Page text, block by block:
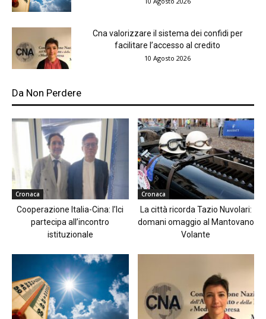
Cna valorizzare il sistema dei confidi per
facilitare l’accesso al credito
10 Agosto 2026
Da Non Perdere
Cronaca
Cooperazione Italia-Cina: l’Ici
partecipa all’incontro
istituzionale
Cronaca
La città ricorda Tazio Nuvolari:
domani omaggio al Mantovano
Volante